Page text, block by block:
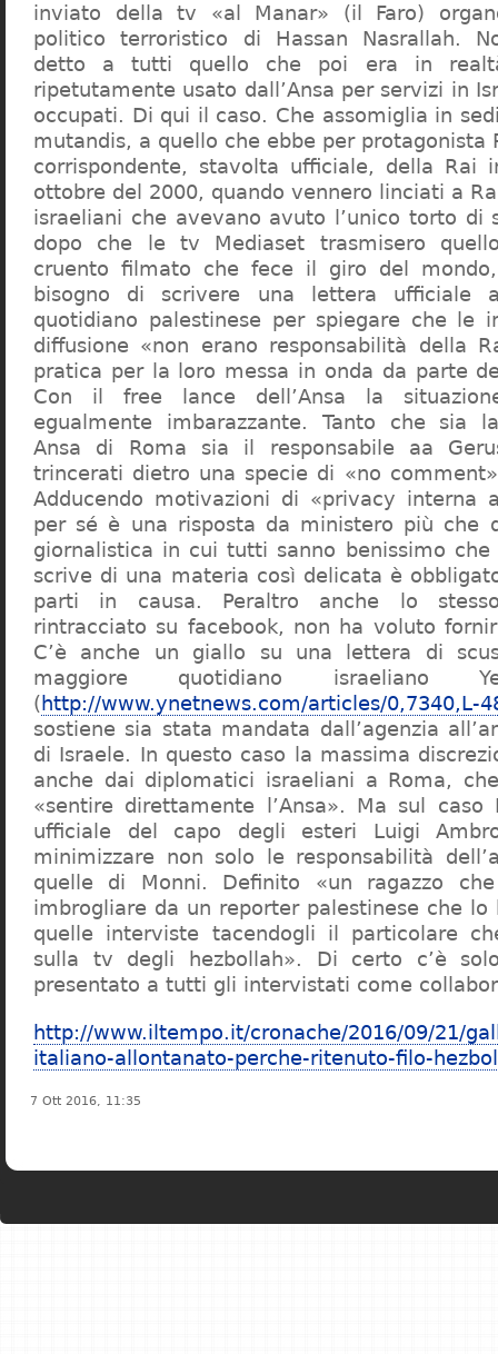
inviato della tv «al Manar» (il Faro)
politico terroristico di Hassan Nasrallah.
detto a tutti quello che poi era in
ripetutamente usato dall’Ansa per servizi in
occupati. Di qui il caso. Che assomiglia in
mutandis, a quello che ebbe per protagonista
corrispondente, stavolta ufficiale, della Rai
ottobre del 2000, quando vennero linciati a
israeliani che avevano avuto l’unico torto di
dopo che le tv Mediaset trasmisero
cruento filmato che fece il giro del
bisogno di scrivere una lettera ufficiale
quotidiano palestinese per spiegare che le
diffusione «non erano responsabilità della
pratica per la loro messa in onda da parte
Con il free lance dell’Ansa la
egualmente imbarazzante. Tanto che sia
Ansa di Roma sia il responsabile aa
trincerati dietro una specie di «no
Adducendo motivazioni di «privacy interna
per sé è una risposta da ministero più che
giornalistica in cui tutti sanno benissimo
scrive di una materia così delicata è
parti in causa. Peraltro anche lo
rintracciato su facebook, non ha voluto
C’è anche un giallo su una lettera di
maggiore quotidiano israeliano
(http://www.ynetnews.com/articles/0,7340,L-
sostiene sia stata mandata dall’agenzia
di Israele. In questo caso la massima
anche dai diplomatici israeliani a Roma,
«sentire direttamente l’Ansa». Ma sul caso
ufficiale del capo degli esteri Luigi
minimizzare non solo le responsabilità
quelle di Monni. Definito «un ragazzo
imbrogliare da un reporter palestinese che
quelle interviste tacendogli il particolare
sulla tv degli hezbollah». Di certo c’è
presentato a tutti gli intervistati come
http://www.iltempo.it/cronache/2016/09/21/
italiano-allontanato-perche-ritenuto-filo-
7 Ott 2016, 11:35